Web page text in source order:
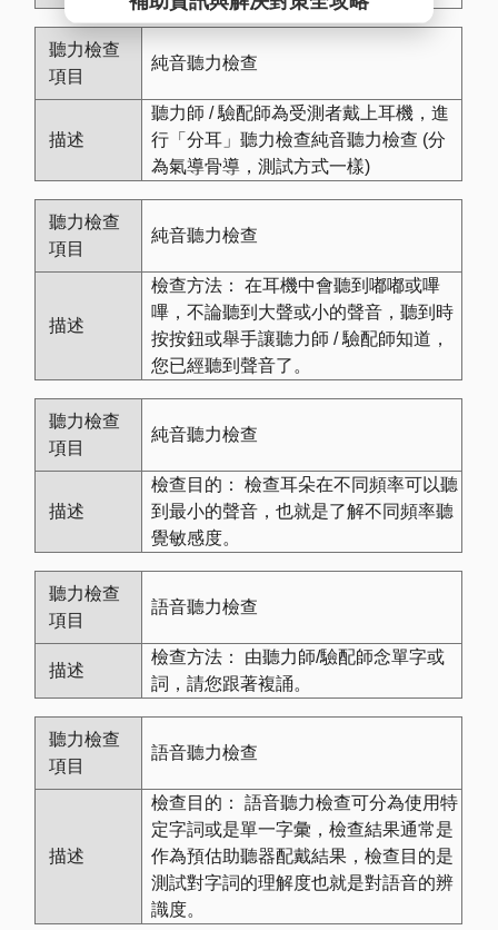
純音聽力檢查
聽力師 / 驗配師為受測者戴上耳機，進
行「分耳」聽力檢查純音聽力檢查 (分
為氣導骨導，測試方式一樣)
純音聽力檢查
檢查方法： 在耳機中會聽到嘟嘟或嗶
嗶，不論聽到大聲或小的聲音，聽到時
按按鈕或舉手讓聽力師 / 驗配師知道，
您已經聽到聲音了。
純音聽力檢查
檢查目的： 檢查耳朵在不同頻率可以聽
到最小的聲音，也就是了解不同頻率聽
覺敏感度。
語音聽力檢查
檢查方法： 由聽力師/驗配師念單字或
詞，請您跟著複誦。
語音聽力檢查
檢查目的： 語音聽力檢查可分為使用特
定字詞或是單一字彙，檢查結果通常是
作為預估助聽器配戴結果，檢查目的是
測試對字詞的理解度也就是對語音的辨
識度。